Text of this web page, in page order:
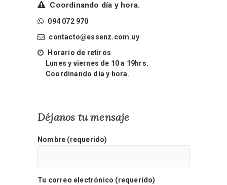
Coordinando día y hora.
094 072 970
contacto@essenz.com.uy
Horario de retiros
Lunes y viernes de 10 a 19hrs.
Coordinando día y hora.
Déjanos tu mensaje
Nombre (requerido)
Tu correo electrónico (requerido)